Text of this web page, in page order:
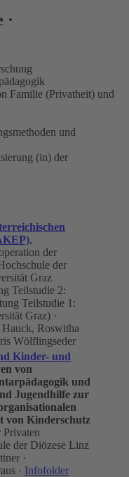
·
Familie (Privatheit) und
und
(in) der
,
der
der
Graz
Teilstudie 2:
Teilstudie 1:
Graz) ·
Hauck, Roswitha
Wölflingseder
Kinder- und
von
und
Jugendhilfe zur
von Kinderschutz
Privaten
der Diözese Linz
·
· Infofolder